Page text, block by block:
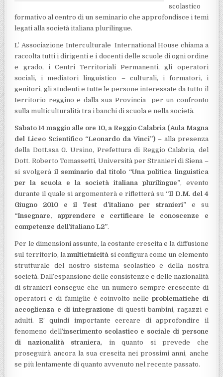
scolastico
formativo al centro di un seminario che approfondisce i temi
legati alla società italiana plurilingue.
L’ Associazione Interculturale International House chiama a
raccolta tutti i dirigenti e i docenti delle scuole di ogni ordine
e grado, i Centri Territoriali Permanenti, gli operatori
sociali, i mediatori linguistico – culturali, i formatori, i
genitori, gli studenti e tutte le persone interessate da tutto il
territorio reggino e dalla sua Provincia per un confronto
sulla multiculturalità tra i banchi di scuola e nella società.
Sabato 14 maggio alle ore 10, a Reggio Calabria (Aula Magna
del Liceo Scientifico “Leonardo da Vinci”)– alla presenza
della Dott.ssa G. Ursino, Prefettura di Reggio Calabria, del
Dott. Roberto Tomassetti, Università per Stranieri di Siena –
si svolgerà il seminario dal titolo “Una politica linguistica
per la scuola e la società italiana plurilingue”, evento
durante il quale si argomenterà e rifletterà su “Il D.M. del 4
Giugno 2010 e il Test d’italiano per stranieri”e su
“Insegnare, apprendere e certificare le conoscenze e
competenze dell’italiano L2”.
Per le dimensioni assunte, la costante crescita e la diffusione
sul territorio, lamultietnicità si configura come un elemento
strutturale del nostro sistema scolastico e della nostra
società. Dall’espansione delle consistenze e delle nazionalità
di stranieri consegue che un numero sempre crescente di
operatori e di famiglie è coinvolto nelle problematiche di
accoglienza e di integrazione di questi bambini, ragazzi e
adulti. E’ quindi importante cercare di approfondire il
fenomeno dell’inserimento scolastico e sociale di persone
di nazionalità straniera, in quanto si prevede che
proseguirà ancora la sua crescita nei prossimi anni, anche
se più lentamente di quanto avvenuto nel recente passato.